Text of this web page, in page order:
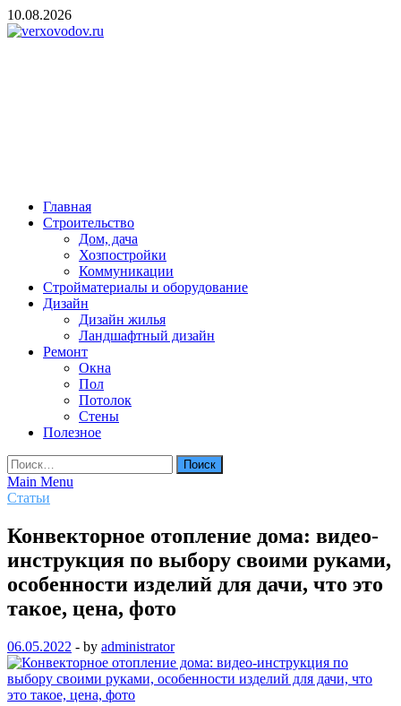
Skip
to
10.08.2026
Главная
Строительство
Дом, дача
Хозпостройки
Коммуникации
Стройматериалы и оборудование
Дизайн
Дизайн жилья
Ландшафтный дизайн
Ремонт
Окна
Пол
Потолок
Стены
Полезное
Найти:
Main Menu
Статьи
Конвекторное отопление дома: видео-
инструкция по выбору своими руками,
особенности изделий для дачи, что это
такое, цена, фото
06.05.2022 - by administrator